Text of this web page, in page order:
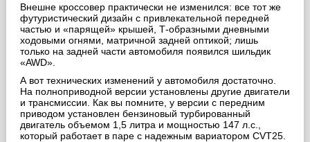
Внешне кроссовер практически не изменился: все тот же
футуристический дизайн с привлекательной передней
частью и «парящей» крышей, Т-образными дневными
ходовыми огнями, матричной задней оптикой; лишь
только на задней части автомобиля появился шильдик
«AWD».
А вот технических изменений у автомобиля достаточно.
На полноприводной версии установлены другие двигатели
и трансмиссии. Как вы помните, у версии с передним
приводом установлен бензиновый турбированный
двигатель объемом 1,5 литра и мощностью 147 л.с.,
который работает в паре с надежным вариатором CVT25.